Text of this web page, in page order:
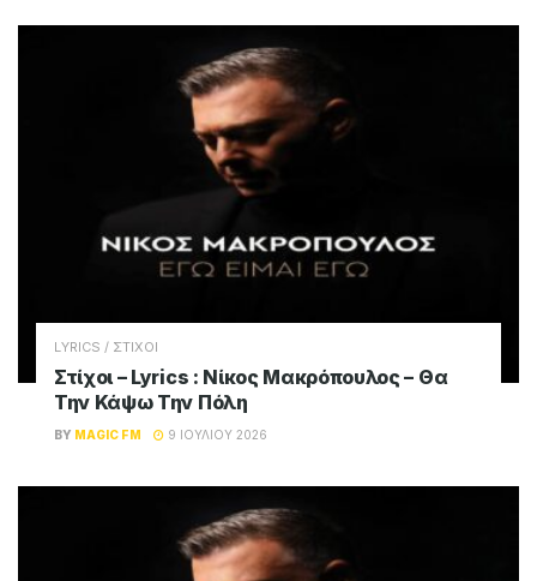
LYRICS / ΣΤΙΧΟΙ
Στίχοι – Lyrics : Νίκος Μακρόπουλος – Θα
Την Κάψω Την Πόλη
BY MAGIC FM 9 ΙΟΥΛΊΟΥ 2026